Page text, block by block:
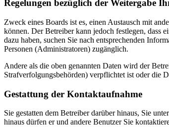
Regelungen bezüglich der Weitergabe
Zweck eines Boards ist es, einen Austausch mit
können. Der Betreiber kann jedoch festlegen, dass
dazu haben, suchen Sie nach entsprechenden
Personen (Administratoren) zugänglich.
Andere als die oben genannten Daten wird der
Strafverfolgungsbehörden) verpflichtet ist oder die
Gestattung der Kontaktaufnahme
Sie gestatten dem Betreiber darüber hinaus, Sie
hinaus dürfen er und andere Benutzer Sie